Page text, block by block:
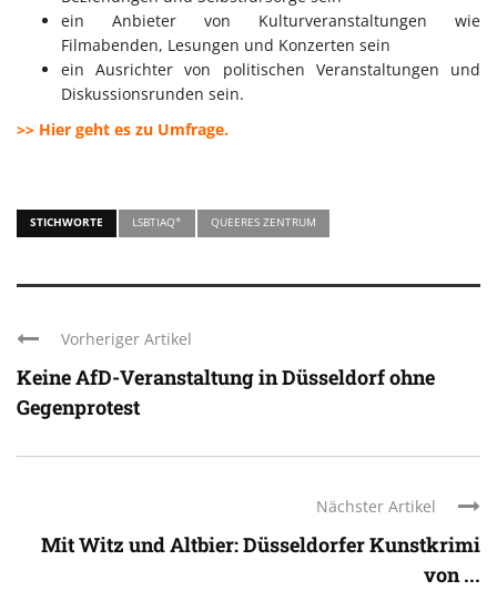
ein Anbieter von Kulturveranstaltungen wie
Filmabenden, Lesungen und Konzerten sein
ein Ausrichter von politischen Veranstaltungen und
Diskussionsrunden sein.
>> Hier geht es zu Umfrage.
STICHWORTE LSBTIAQ* QUEERES ZENTRUM
Vorheriger Artikel
Keine AfD-Veranstaltung in Düsseldorf ohne
Gegenprotest
Nächster Artikel
Mit Witz und Altbier: Düsseldorfer Kunstkrimi
von ...